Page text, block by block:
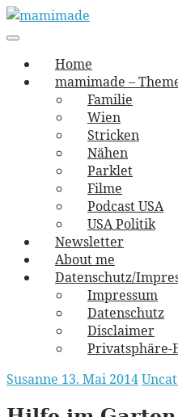
Skip
to
mamimade
vernäht und zugetextet
navigation
Menu
Home
mamimade –
Familie
Wien
Stricken
Nähen
Parklet
Filme
Podcast USA
USA Politik
Newsletter
About me
Datenschutz/
Impressum
Datenschutz
Disclaimer
Privatsphäre-
Susanne 13. Mai 2014